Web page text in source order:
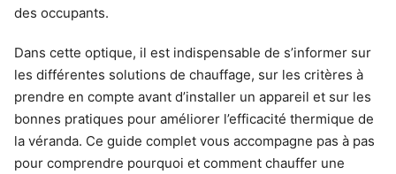
des occupants.
Dans cette optique, il est indispensable de s’informer sur
les différentes solutions de chauffage, sur les critères à
prendre en compte avant d’installer un appareil et sur les
bonnes pratiques pour améliorer l’efficacité thermique de
la véranda. Ce guide complet vous accompagne pas à pas
pour comprendre pourquoi et comment chauffer une